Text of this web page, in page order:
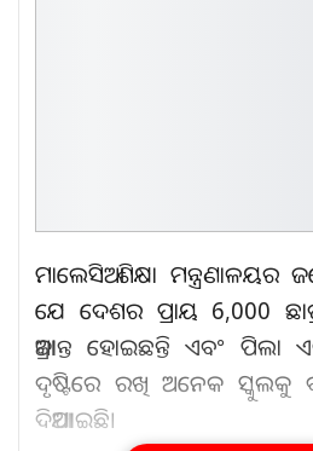
ମାଲେସିଆ ଶିକ୍ଷା ମନ୍ତ୍ରଣାଳୟର
ଯେ ଦେଶର ପ୍ରାୟ 6,000
ଆକ୍ରାନ୍ତ ହୋଇଛନ୍ତି ଏବଂ ପିଲା
ଦୃଷ୍ଟିରେ ରଖି ଅନେକ ସ୍କୁଲକୁ
ଦିଆଯାଇଛି।